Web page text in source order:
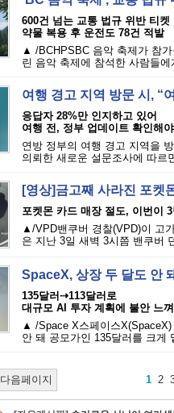
600건 넘는 교통 법규 위반 티켓
약물 복용 후 운전도 78건 적발
▲ /BCHPSBC 음악 축제가 참
린 음악 축제에 참석한 사람들
여행 경고 지역 방문 시, “
응답자 28%만 인지하고 있어
여행 전, 정부 업데이트 확인해야
연방 정부의 여행 경고 지역을
의뢰한 새로운 설문조사에 따르
[영상]금고째 사라진 포켓
포켓몬 카드 매장 절도, 이번이
▲/VPD밴쿠버 경찰(VPD)이 고
은 지난 3일 새벽 3시쯤 밴쿠버
SpaceX, 상장 두 달도 안
135달러⇢113달러로
대규모 AI 투자 계획에 불안 느껴
▲ /Space X스페이스
안 돼 공모가인 135달러를 크게
다음페이지 1 2